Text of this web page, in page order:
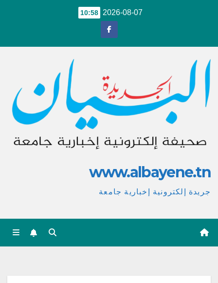
2026-08-07
10:58
www.albayene.tn
جريدة إلكترونية إخبارية جامعة